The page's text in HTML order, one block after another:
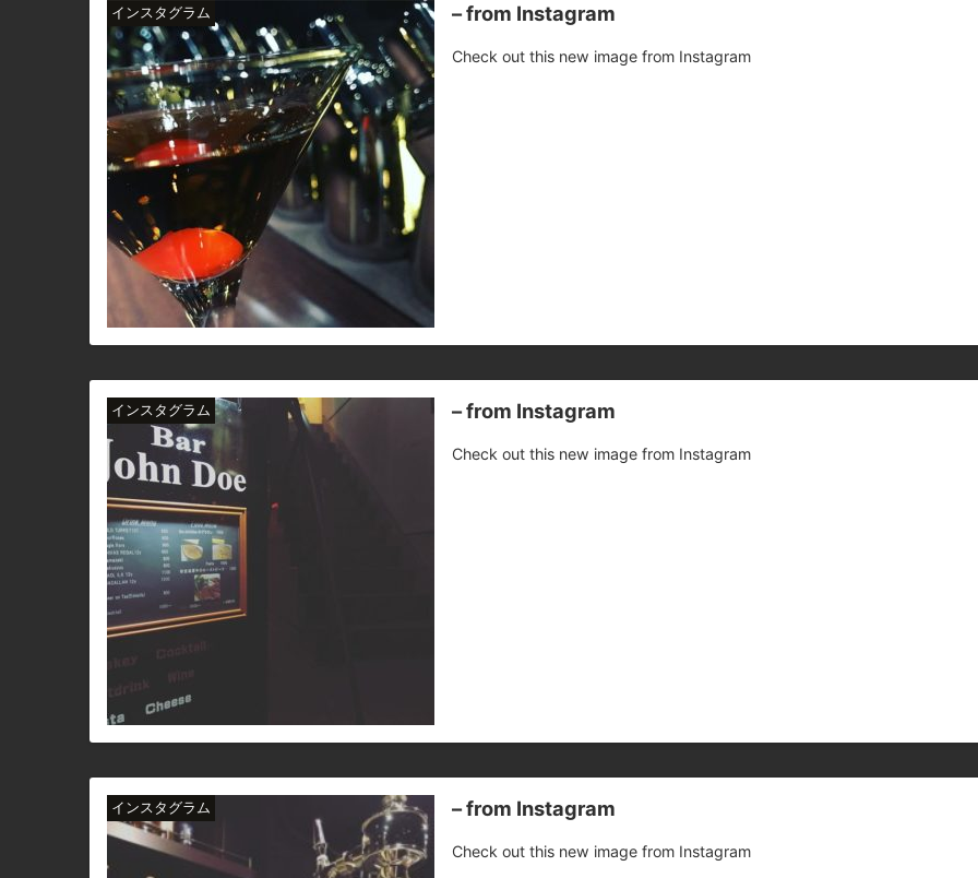
インスタグラム – from Instagram
Check out this new image from Instagram
インスタグラム – from Instagram
Check out this new image from Instagram
インスタグラム – from Instagram
Check out this new image from Instagram